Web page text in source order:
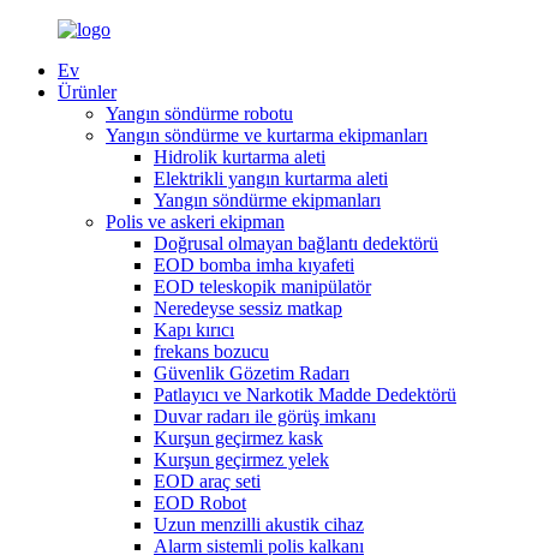
Ev
Ürünler
Yangın söndürme robotu
Yangın söndürme ve kurtarma ekipmanları
Hidrolik kurtarma aleti
Elektrikli yangın kurtarma aleti
Yangın söndürme ekipmanları
Polis ve askeri ekipman
Doğrusal olmayan bağlantı dedektörü
EOD bomba imha kıyafeti
EOD teleskopik manipülatör
Neredeyse sessiz matkap
Kapı kırıcı
frekans bozucu
Güvenlik Gözetim Radarı
Patlayıcı ve Narkotik Madde Dedektörü
Duvar radarı ile görüş imkanı
Kurşun geçirmez kask
Kurşun geçirmez yelek
EOD araç seti
EOD Robot
Uzun menzilli akustik cihaz
Alarm sistemli polis kalkanı